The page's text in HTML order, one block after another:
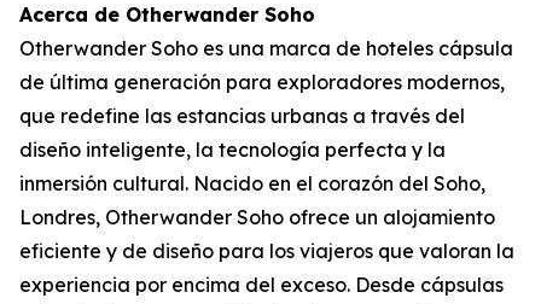
Acerca de Otherwander Soho
Otherwander Soho es una marca de hoteles cápsula
de última generación para exploradores modernos,
que redefine las estancias urbanas a través del
diseño inteligente, la tecnología perfecta y la
inmersión cultural. Nacido en el corazón del Soho,
Londres, Otherwander Soho ofrece un alojamiento
eficiente y de diseño para los viajeros que valoran la
experiencia por encima del exceso. Desde cápsulas